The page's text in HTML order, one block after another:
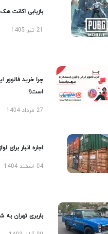
بازیابی اکانت
چرا خرید فالوور
است؟
27 مرداد 1404
اجاره انبار برای
04 اسفند 1404
باربری تهران به